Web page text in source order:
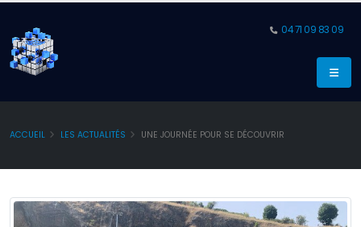
04 71 09 83 09
ACCUEIL LES ACTUALITÉS UNE JOURNÉE POUR SE DÉCOUVRIR